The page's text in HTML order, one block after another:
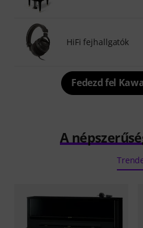
HiFi fejhallgatók
Fedezd fel
A